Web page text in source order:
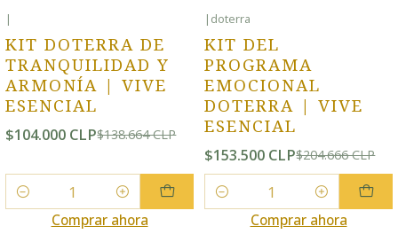
|
KIT DOTERRA DE
TRANQUILIDAD Y
ARMONÍA | VIVE
ESENCIAL
$104.000 CLP$138.664 CLP
Cantidad
Comprar ahora
| doterra
KIT DEL
PROGRAMA
EMOCIONAL
DOTERRA | VIVE
ESENCIAL
$153.500 CLP$204.666 CLP
Cantidad
Comprar ahora